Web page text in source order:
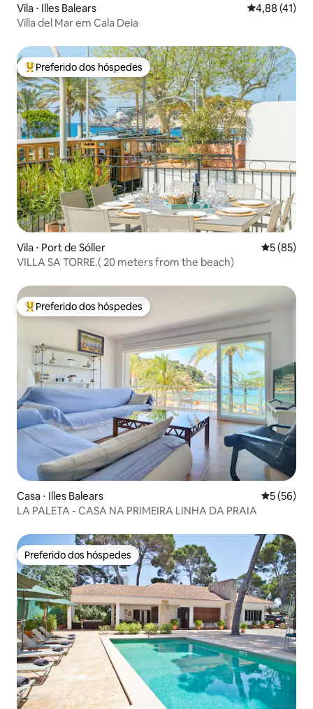
Vila ⋅ Illes Balears 4,88 de uma
4,88 (41)
Villa del Mar em Cala Deia
Entre os melhores preferidos dos hóspedes
Preferido dos hóspedes
Vila ⋅ Port de Sóller 5 de uma
5 (85)
VILLA SA TORRE.( 20 meters from the beach)
Entre os melhores preferidos dos hóspedes
Preferido dos hóspedes
Casa ⋅ Illes Balears 5 de uma
5 (56)
LA PALETA - CASA NA PRIMEIRA LINHA DA PRAIA
Preferido dos hóspedes
Preferido dos hóspedes